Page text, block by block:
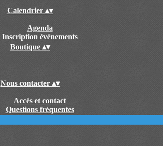
Calendrier ▴▾
Agenda
Inscription événements
Boutique ▴▾
Nous contacter ▴▾
Accès et contact
Questions fréquentes